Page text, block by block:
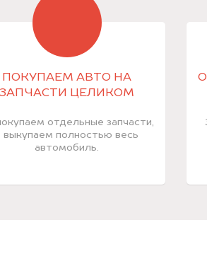
ПОКУПАЕМ АВТО НА
ЗАПЧАСТИ ЦЕЛИКОМ
отдельные запчасти,
выкупаем полностью весь
автомобиль.